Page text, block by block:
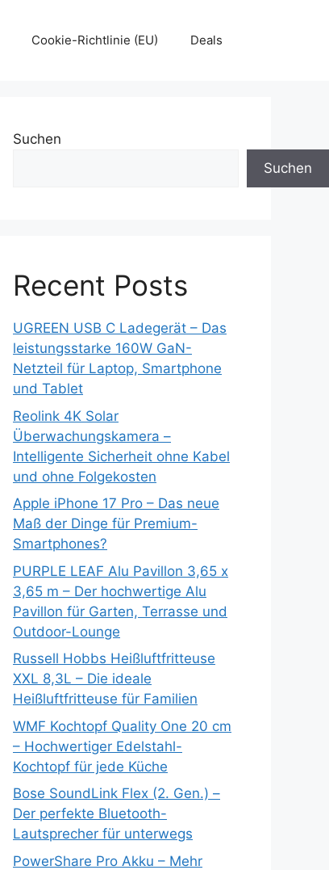
Cookie-Richtlinie (EU) Deals
Suchen
Suchen
Recent Posts
UGREEN USB C Ladegerät – Das
leistungsstarke 160W GaN-
Netzteil für Laptop, Smartphone
und Tablet
Reolink 4K Solar
Überwachungskamera –
Intelligente Sicherheit ohne Kabel
und ohne Folgekosten
Apple iPhone 17 Pro – Das neue
Maß der Dinge für Premium-
Smartphones?
PURPLE LEAF Alu Pavillon 3,65 x
3,65 m – Der hochwertige Alu
Pavillon für Garten, Terrasse und
Outdoor-Lounge
Russell Hobbs Heißluftfritteuse
XXL 8,3L – Die ideale
Heißluftfritteuse für Familien
WMF Kochtopf Quality One 20 cm
– Hochwertiger Edelstahl-
Kochtopf für jede Küche
Bose SoundLink Flex (2. Gen.) –
Der perfekte Bluetooth-
Lautsprecher für unterwegs
PowerShare Pro Akku – Mehr